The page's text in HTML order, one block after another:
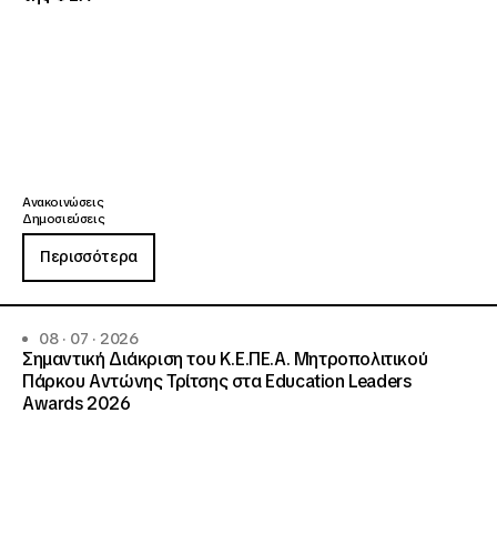
Ανακοινώσεις
Δημοσιεύσεις
Περισσότερα
08 · 07 · 2026
Σημαντική Διάκριση του Κ.Ε.ΠΕ.Α. Μητροπολιτικού
Πάρκου Αντώνης Τρίτσης στα Education Leaders
Awards 2026